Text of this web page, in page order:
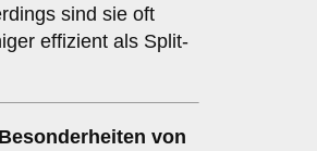
sind sie oft
effizient als Split-
von